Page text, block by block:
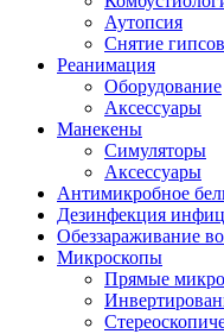
Аутопсия
Снятие
Реанимация
Оборудование
Аксессуары
Манекены
Симуляторы
Аксессуары
Антимикробное
Дезинфекция
Обеззараживание
Микроскопы
Прямые